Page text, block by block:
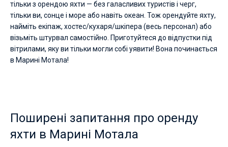
тільки з орендою яхти — без галасливих туристів і черг,
тільки ви, сонце і море або навіть океан. Тож орендуйте яхту,
найміть екіпаж, хостес/кухаря/шкіпера (весь персонал) або
візьміть штурвал самостійно. Приготуйтеся до відпустки під
вітрилами, яку ви тільки могли собі уявити! Вона починається
в Марині Мотала!
Поширені запитання про оренду
яхти в Марині Мотала